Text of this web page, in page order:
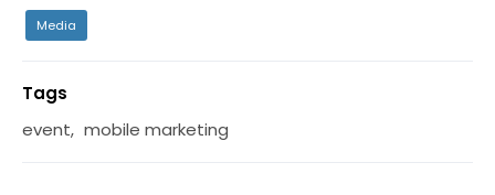
Media
Tags
event, mobile marketing